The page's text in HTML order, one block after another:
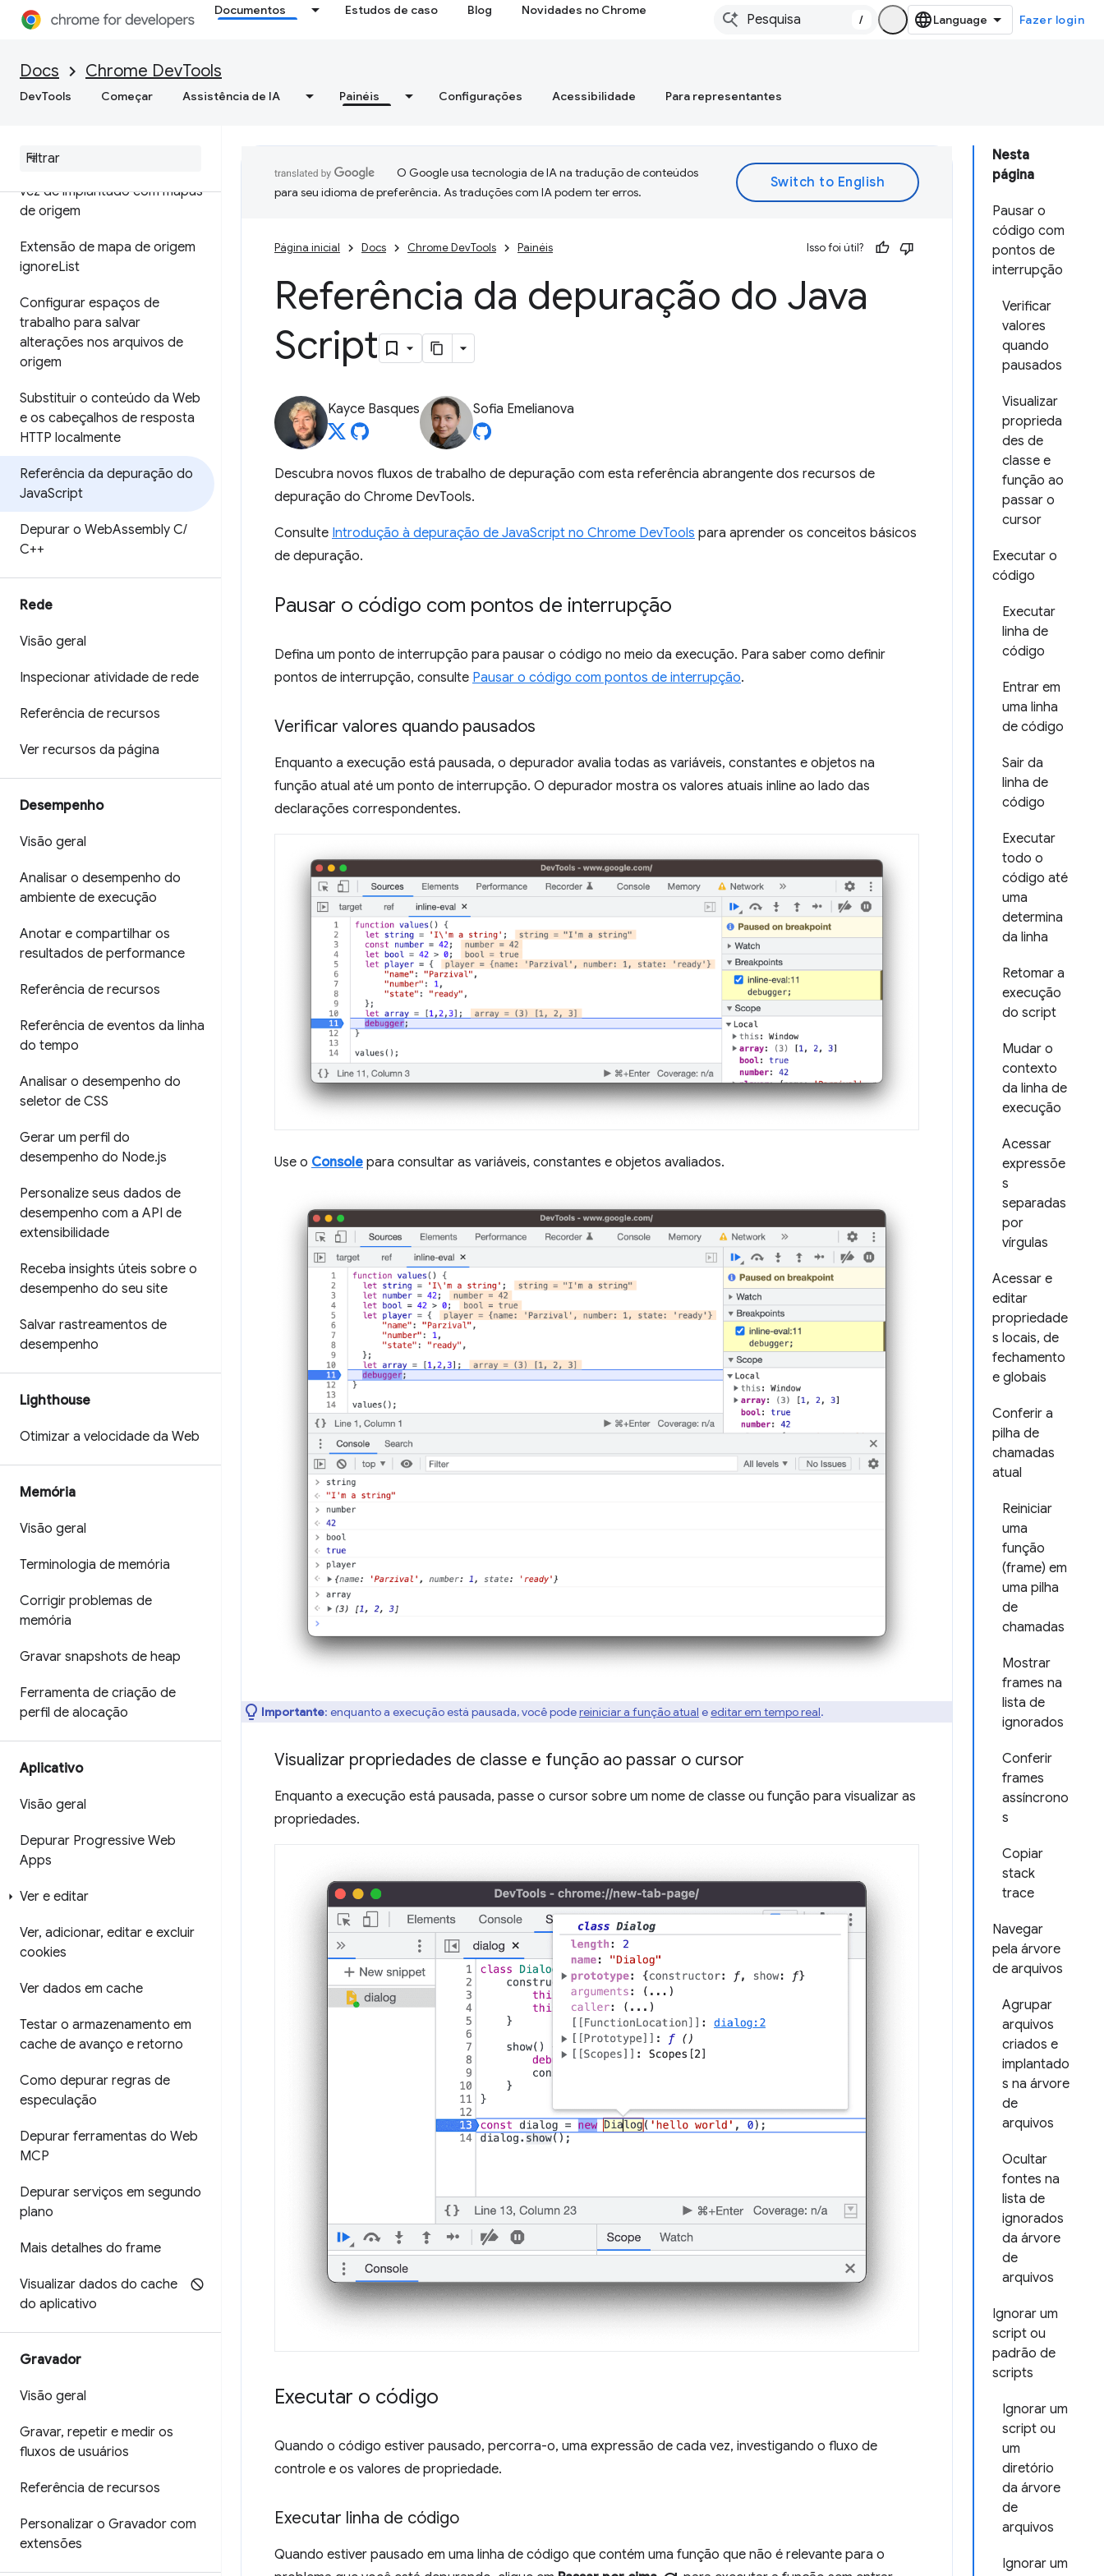
Documentos Estudos de caso Blog Novidades no Chrome
/ Fazer login
Docs Chrome DevTools
DevTools Começar Assistência de IA Painéis Configurações Acessibilidade Para representantes
Depurar o JavaScript
Pausar o código com pontos
de interrupção
vez de implantado com mapas
de origem
Extensão de mapa de origem
ignoreList
Configurar espaços de
trabalho para salvar
alterações nos arquivos de
origem
Substituir o conteúdo da Web
e os cabeçalhos de resposta
HTTP localmente
Referência da depuração do
JavaScript
Depurar o WebAssembly C/
C++
Rede
Visão geral
Inspecionar atividade de rede
Referência de recursos
Ver recursos da página
Desempenho
Visão geral
Analisar o desempenho do
ambiente de execução
Anotar e compartilhar os
resultados de performance
Referência de recursos
Referência de eventos da linha
do tempo
Analisar o desempenho do
seletor de CSS
Gerar um perfil do
desempenho do Node.js
Personalize seus dados de
desempenho com a API de
extensibilidade
Receba insights úteis sobre o
desempenho do seu site
Salvar rastreamentos de
desempenho
Lighthouse
Otimizar a velocidade da Web
Memória
Visão geral
Terminologia de memória
Corrigir problemas de
memória
Gravar snapshots de heap
Ferramenta de criação de
perfil de alocação
Aplicativo
Visão geral
Depurar Progressive Web
Apps
Ver e editar
Ver, adicionar, editar e excluir
cookies
Ver dados em cache
Testar o armazenamento em
cache de avanço e retorno
Como depurar regras de
especulação
Depurar ferramentas do Web
MCP
Depurar serviços em segundo
plano
Mais detalhes do frame
Visualizar dados do cache
do aplicativo
Gravador
Visão geral
Gravar, repetir e medir os
fluxos de usuários
Referência de recursos
Personalizar o Gravador com
extensões
Nesta
página
Pausar o
código com
pontos de
interrupção
Verificar
valores
quando
pausados
Visualizar
proprieda
des de
classe e
função ao
passar o
cursor
Executar o
código
Executar
linha de
código
Entrar em
uma linha
de código
Sair da
linha de
código
Executar
todo o
código até
uma
determina
da linha
Retomar a
execução
do script
Mudar o
contexto
da linha de
execução
Acessar
expressõe
s
separadas
por
vírgulas
Acessar e
editar
propriedade
s locais, de
fechamento
e globais
Conferir a
pilha de
chamadas
atual
Reiniciar
uma
função
(frame) em
uma pilha
de
chamadas
Mostrar
frames na
lista de
ignorados
Conferir
frames
assíncrono
s
Copiar
stack
trace
Navegar
pela árvore
de arquivos
Agrupar
arquivos
criados e
implantado
s na árvore
de
arquivos
Ocultar
fontes na
lista de
ignorados
da árvore
de
arquivos
Ignorar um
script ou
padrão de
scripts
Ignorar um
script ou
um
diretório
da árvore
de
arquivos
Ignorar um
O Google usa tecnologia de IA na tradução de conteúdos
para seu idioma de preferência. As traduções com IA podem ter erros.
Página inicial Docs Chrome DevTools Painéis Isso foi útil?
Referência da depuração do Java
Script
Kayce Basques Sofia Emelianova
Descubra novos fluxos de trabalho de depuração com esta referência abrangente dos recursos de
depuração do Chrome DevTools.
Consulte Introdução à depuração de JavaScript no Chrome DevTools para aprender os conceitos básicos
de depuração.
Pausar o código com pontos de interrupção
Defina um ponto de interrupção para pausar o código no meio da execução. Para saber como definir
pontos de interrupção, consulte Pausar o código com pontos de interrupção.
Verificar valores quando pausados
Enquanto a execução está pausada, o depurador avalia todas as variáveis, constantes e objetos na
função atual até um ponto de interrupção. O depurador mostra os valores atuais inline ao lado das
declarações correspondentes.
Use o Console para consultar as variáveis, constantes e objetos avaliados.
Importante: enquanto a execução está pausada, você podereiniciar a função atual eeditar em tempo real.
Visualizar propriedades de classe e função ao passar o cursor
Enquanto a execução está pausada, passe o cursor sobre um nome de classe ou função para visualizar as
propriedades.
Executar o código
Quando o código estiver pausado, percorra-o, uma expressão de cada vez, investigando o fluxo de
controle e os valores de propriedade.
Executar linha de código
Quando estiver pausado em uma linha de código que contém uma função que não é relevante para o